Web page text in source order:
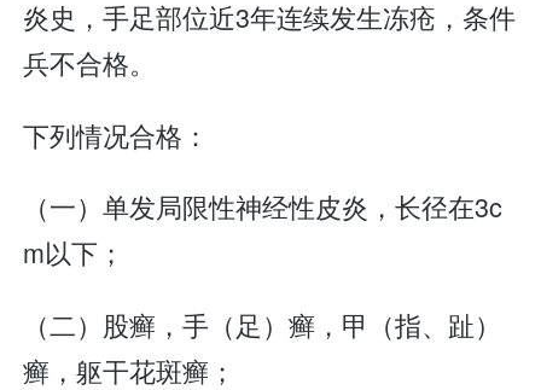
炎史，手足部位近3年连续发生冻疮，条件
兵不合格。
下列情况合格：
（一）单发局限性神经性皮炎，长径在3c
m以下；
（二）股癣，手（足）癣，甲（指、趾）
癣，躯干花斑癣；